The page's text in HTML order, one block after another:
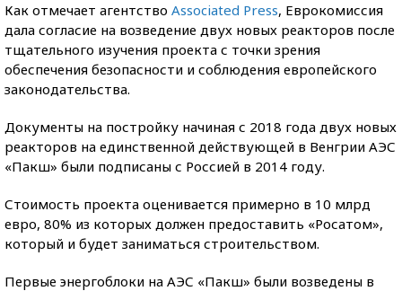
Как отмечает агентство Associated Press, Еврокомиссия
дала согласие на возведение двух новых реакторов после
тщательного изучения проекта с точки зрения
обеспечения безопасности и соблюдения европейского
законодательства.
Документы на постройку начиная с 2018 года двух новых
реакторов на единственной действующей в Венгрии АЭС
«Пакш» были подписаны с Россией в 2014 году.
Стоимость проекта оценивается примерно в 10 млрд
евро, 80% из которых должен предоставить «Росатом»,
который и будет заниматься строительством.
Первые энергоблоки на АЭС «Пакш» были возведены в